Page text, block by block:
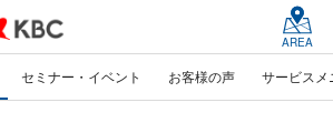
AREA
セミナー・イベント お客様の声 サービスメ